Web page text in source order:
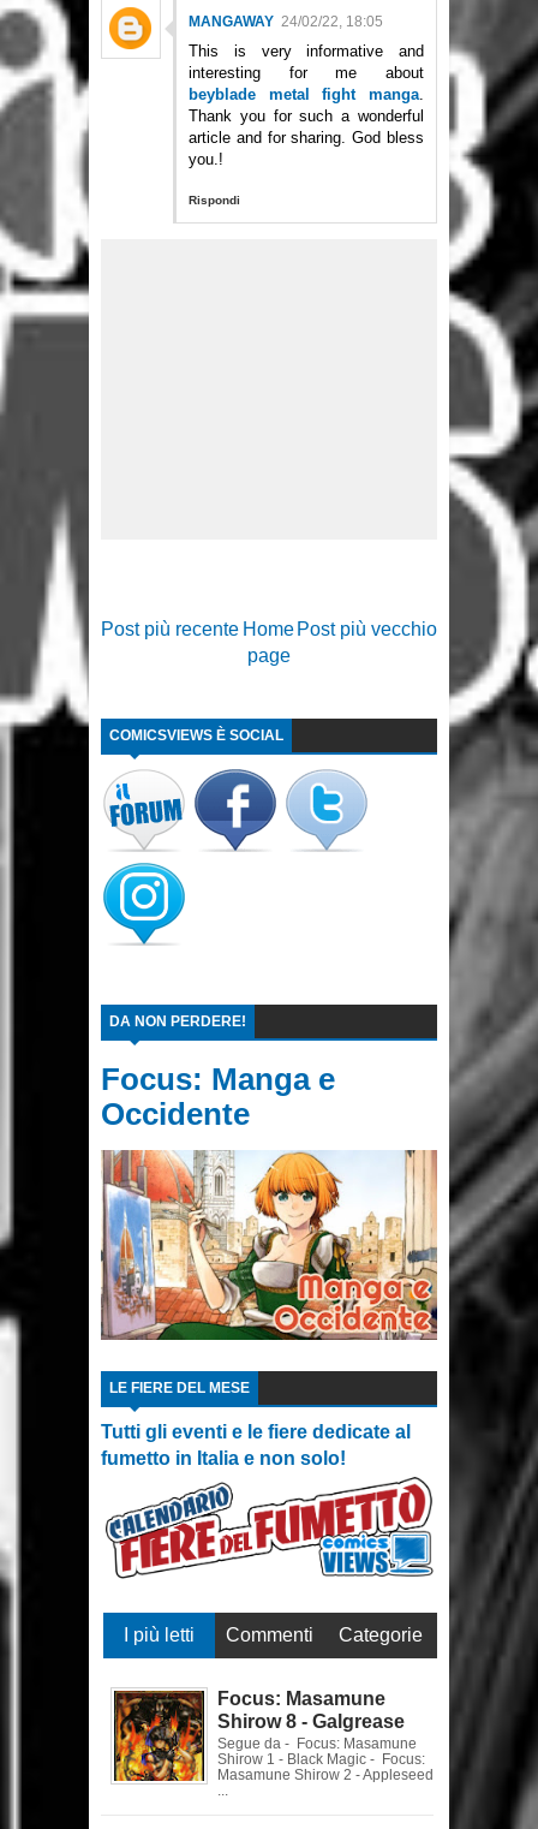
MANGAWAY 24/02/22, 18:05
This is very informative and
interesting for me about
beyblade metal fight manga
Thank you for such a wonderful
article and for sharing. God bless
you.!
Rispondi
Post più recente Post più vecchio
Home
page
COMICSVIEWS È SOCIAL
DA NON PERDERE!
Focus: Manga e
Occidente
LE FIERE DEL MESE
Tutti gli eventi e le fiere dedicate al
fumetto in Italia e non solo!
I più letti Commenti Categorie
Focus: Masamune
Shirow 8 - Galgrease
Segue da - Focus: Masamune
Shirow 1 - Black Magic - Focus:
Masamune Shirow 2 - Appleseed